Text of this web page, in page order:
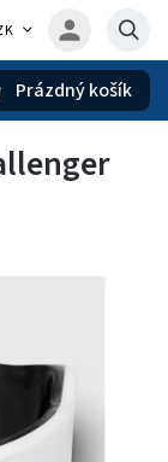
Prázdný košík